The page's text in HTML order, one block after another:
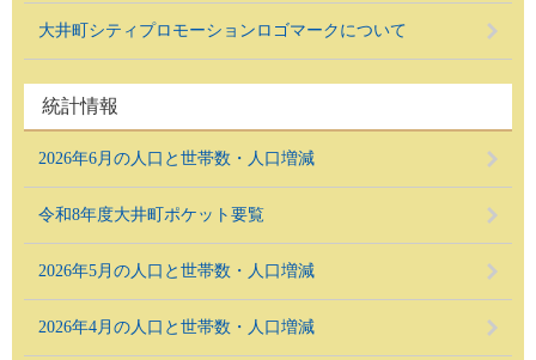
大井町シティプロモーションロゴマークについて
統計情報
2026年6月の人口と世帯数・人口増減
令和8年度大井町ポケット要覧
2026年5月の人口と世帯数・人口増減
2026年4月の人口と世帯数・人口増減